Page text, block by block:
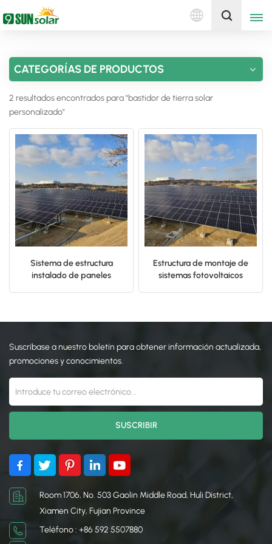
Español
English
Deutsch
русский
español
português
Nederlands
العربية
日本語
한국의
Obtenga una cotización
CATEGORÍAS DE PRODUCTOS
2 resultados encontrados para "bastidor de tierra solar
personalizado"
Sistema de estructura
instalado de paneles
Estructura de montaje de
sistemas fotovoltaicos
Suscríbase a nuestro boletín para obtener información actualizada,
promociones y conocimientos.
Room 1706, No. 503 Gaolin Middle Road, Huli District,
Xiamen City, Fujian Province
Teléfono : +86 592 5507880